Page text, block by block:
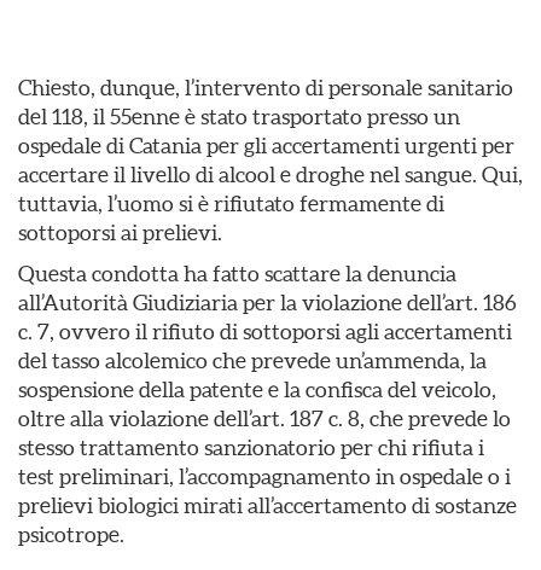
Chiesto, dunque, l’intervento di personale sanitario
del 118, il 55enne è stato trasportato presso un
ospedale di Catania per gli accertamenti urgenti per
accertare il livello di alcool e droghe nel sangue. Qui,
tuttavia, l’uomo si è rifiutato fermamente di
sottoporsi ai prelievi.
Questa condotta ha fatto scattare la denuncia
all’Autorità Giudiziaria per la violazione dell’art. 186
c. 7, ovvero il rifiuto di sottoporsi agli accertamenti
del tasso alcolemico che prevede un’ammenda, la
sospensione della patente e la confisca del veicolo,
oltre alla violazione dell’art. 187 c. 8, che prevede lo
stesso trattamento sanzionatorio per chi rifiuta i
test preliminari, l’accompagnamento in ospedale o i
prelievi biologici mirati all’accertamento di sostanze
psicotrope.